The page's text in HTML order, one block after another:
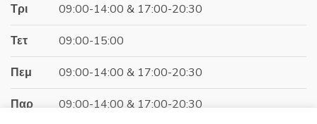
Τρι 09:00-14:00 & 17:00-20:30
Τετ 09:00-15:00
Πεμ 09:00-14:00 & 17:00-20:30
Παρ 09:00-14:00 & 17:00-20:30